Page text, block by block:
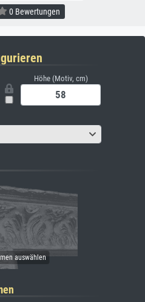
0 Bewertungen
Höhe (Motiv, cm)